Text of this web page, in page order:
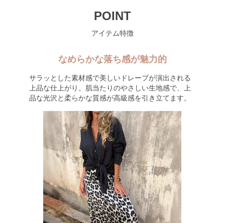
POINT
アイテム特徴
なめらかな落ち感が魅力的
サラッとした素材感で美しいドレープが演出される
上品な仕上がり。肌当たりのやさしい生地感で、上
品な光沢と柔らかな質感が高級感を引き立てます。